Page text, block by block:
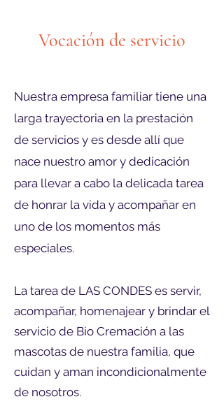
Vocación de servicio
Nuestra empresa familiar tiene una
larga trayectoria en la prestación
de servicios y es desde allí que
nace nuestro amor y dedicación
para llevar a cabo la delicada tarea
de honrar la vida y acompañar en
uno de los momentos más
especiales.
La tarea de LAS CONDES es servir,
acompañar, homenajear y brindar el
servicio de Bio Cremación a las
mascotas de nuestra familia, que
cuidan y aman incondicionalmente
de nosotros.